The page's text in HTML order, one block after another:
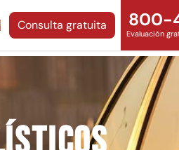
Consulta gratuita 800-
Evaluación